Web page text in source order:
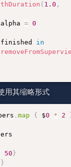
( 1.0 ,
alpha = 0
finished in
用其缩略形式
. map { $0 * 2
50}
}